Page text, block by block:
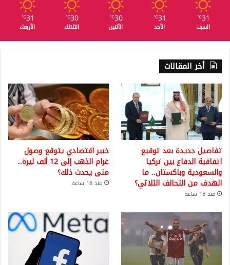
31
℃
السبت
31
℃
الأحد
30
℃
الأثنين
30
℃
الثلاثاء
31
℃
الأربعاء
أخر المقالات
تفاصيل جديدة بعد توقيع
اتفاقية الدفاع بين تركيا
والسعودية وباكستان.. ما
الهدف من التحالف الثلاثي؟
منذ 18 ساعة
خبير اقتصادي يتوقع وصول
غرام الذهب إلى 12 ألف ليرة..
متى يحدث ذلك؟
منذ 18 ساعة